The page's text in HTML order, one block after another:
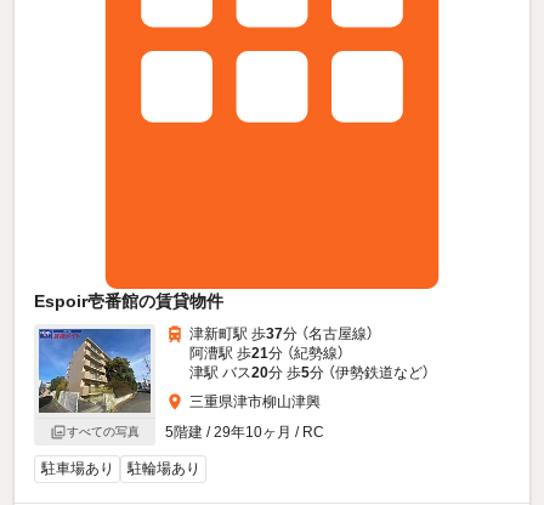
Espoir壱番館の賃貸物件
すべての写真
津新町駅 歩37分 （名古屋線）
阿漕駅 歩21分 （紀勢線）
津駅 バス20分 歩5分 （伊勢鉄道など）
三重県津市柳山津興
5階建 / 29年10ヶ月 / RC
駐車場あり 駐輪場あり